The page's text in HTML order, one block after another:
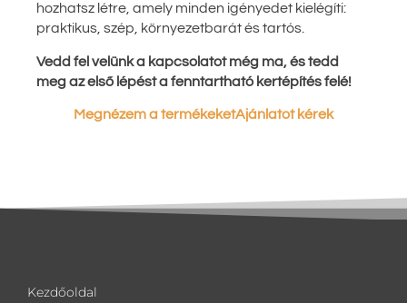
hozhatsz létre, amely minden igényedet kielégíti:
praktikus, szép, környezetbarát és tartós.
Vedd fel velünk a kapcsolatot még ma, és tedd
meg az első lépést a fenntartható kertépítés felé!
Megnézem a termékeketAjánlatot kérek
Kezdőoldal